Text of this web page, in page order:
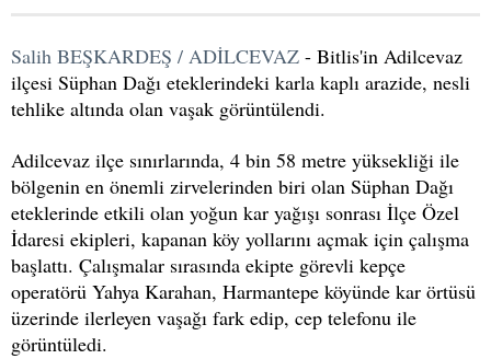
Salih BEŞKARDEŞ / ADİLCEVAZ - Bitlis'in Adilcevaz
ilçesi Süphan Dağı eteklerindeki karla kaplı arazide, nesli
tehlike altında olan vaşak görüntülendi.
Adilcevaz ilçe sınırlarında, 4 bin 58 metre yüksekliği ile
bölgenin en önemli zirvelerinden biri olan Süphan Dağı
eteklerinde etkili olan yoğun kar yağışı sonrası İlçe Özel
İdaresi ekipleri, kapanan köy yollarını açmak için çalışma
başlattı. Çalışmalar sırasında ekipte görevli kepçe
operatörü Yahya Karahan, Harmantepe köyünde kar örtüsü
üzerinde ilerleyen vaşağı fark edip, cep telefonu ile
görüntüledi.